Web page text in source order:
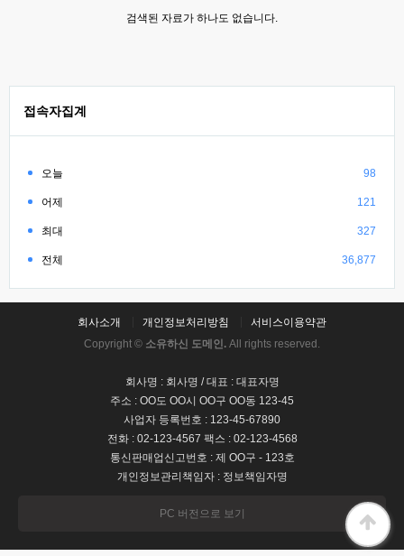
검색된 자료가 하나도 없습니다.
접속자집계
오늘 98
어제 121
최대 327
전체 36,877
회사소개 개인정보처리방침
서비스이용약관
Copyright © 소유하신 도메인. All rights reserved.
회사명 : 회사명 / 대표 : 대표자명
주소 : OO도 OO시 OO구 OO동 123-45
사업자 등록번호 : 123-45-67890
전화 : 02-123-4567 팩스 : 02-123-4568
통신판매업신고번호 : 제 OO구 - 123호
개인정보관리책임자 : 정보책임자명
PC 버전으로 보기